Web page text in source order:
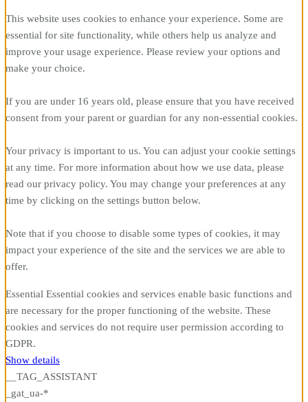
This website uses cookies to enhance your experience. Some are
essential for site functionality, while others help us analyze and
improve your usage experience. Please review your options and
make your choice.
If you are under 16 years old, please ensure that you have received
consent from your parent or guardian for any non-essential cookies.
Your privacy is important to us. You can adjust your cookie settings
at any time. For more information about how we use data, please
read our privacy policy. You may change your preferences at any
time by clicking on the settings button below.
Note that if you choose to disable some types of cookies, it may
impact your experience of the site and the services we are able to
offer.
Essential Essential cookies and services enable basic functions and
are necessary for the proper functioning of the website. These
cookies and services do not require user permission according to
GDPR.
Show details
__TAG_ASSISTANT
_gat_ua-*